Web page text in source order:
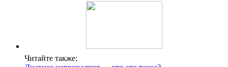
Читайте также: